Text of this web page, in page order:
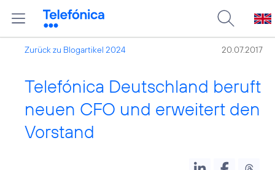
Zurück zu Blogartikel 2024 20.07.2017
Telefónica Deutschland beruft
neuen CFO und erweitert den
Vorstand